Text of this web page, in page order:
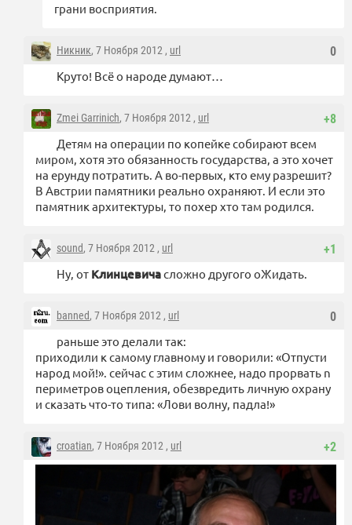
грани восприятия.
0
Никник, 7 Ноября 2012 , url
Круто! Всё о народе думают…
+8
Zmei Garrinich, 7 Ноября 2012 , url
Детям на операции по копейке собирают всем
миром, хотя это обязанность государства, а это хочет
на ерунду потратить. А во-первых, кто ему разрешит?
В Австрии памятники реально охраняют. И если это
памятник архитектуры, то похер хто там родился.
+1
sound, 7 Ноября 2012 , url
Ну, от Клинцевичасложно другого оЖидать.
0
banned, 7 Ноября 2012 , url
раньше это делали так:
приходили к самому главному и говорили: «Отпусти
народ мой!». сейчас с этим сложнее, надо прорвать n
периметров оцепления, обезвредить личную охрану
и сказать что-то типа: «Лови волну, падла!»
+2
croatian, 7 Ноября 2012 , url